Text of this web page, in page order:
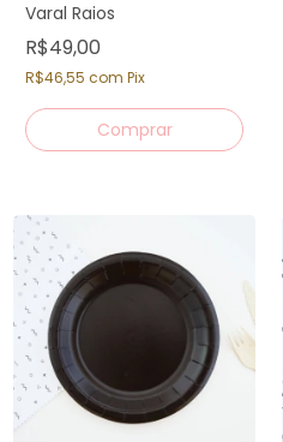
Varal Raios
R$49,00
R$46,55 com Pix